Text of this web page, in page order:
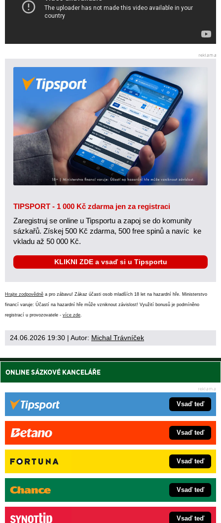
TIPSPORT - 1 000 Kč zdarma jen za registraci
Zaregistruj se online u Tipsportu a zapoj se do komunity
sázkařů. Získej 500 Kč zdarma, 500 free spinů a navíc ke
vkladu až 50 000 Kč.
KLIKNI ZDE a vsaď si u Tipsportu
Hrajte zodpovědně a pro zábavu! Zákaz účasti osob mladších 18 let na hazardní hře. Ministerstvo
financí varuje: Účastí na hazardní hře může vzniknout závislost! Využití bonusů je podmíněno
registrací u provozovatele - více zde.
24.06.2026 19:30 | Autor: Michal Trávníček
ONLINE SÁZKOVÉ KANCELÁŘE
Vsaď teď
Vsaď teď
Vsaď teď
Vsaď teď
Vsaď teď